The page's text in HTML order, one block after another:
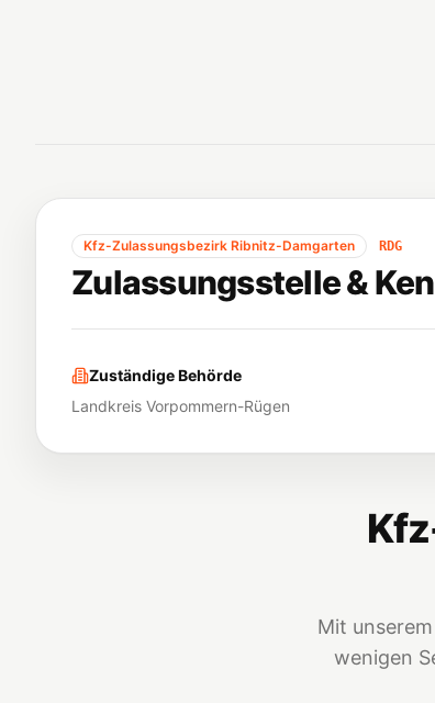
Kfz-Zulassungsbezirk Ribnitz-Damgarten RDG
Zulassungsstelle &
Zuständige Behörde
Landkreis Vorpommern-Rügen
Mit
wenigen